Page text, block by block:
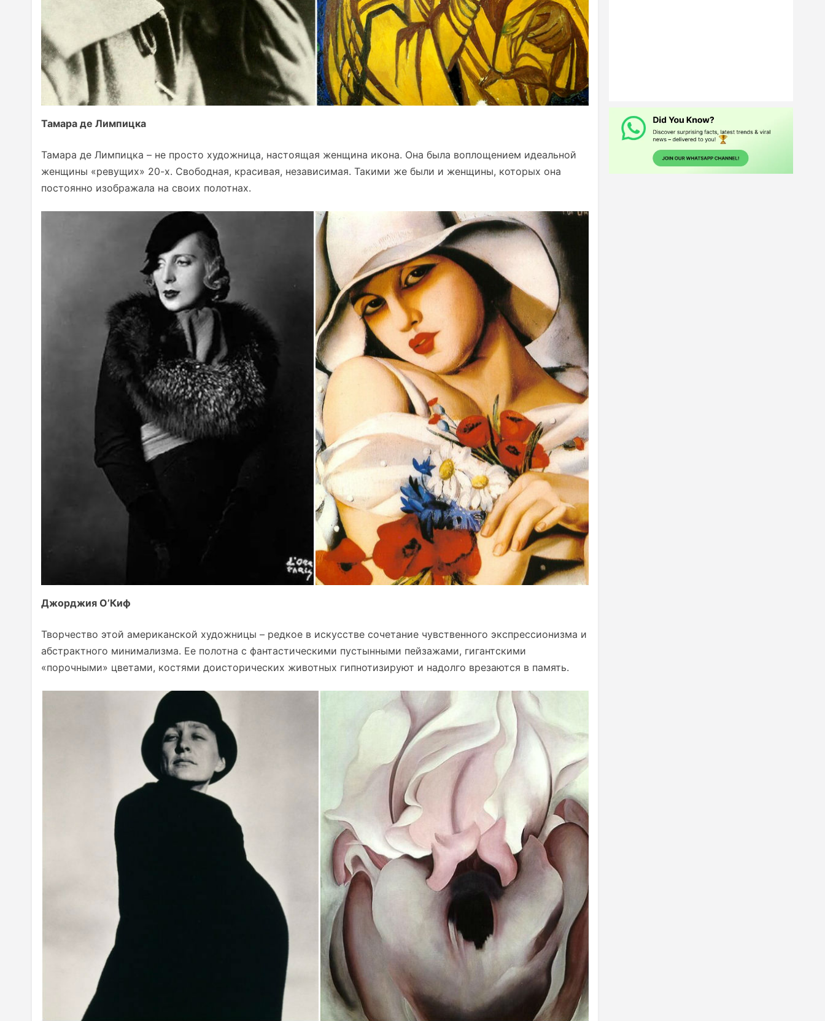
Тамара де Лимпицка
Тамара де Лимпицка – не просто художница, настоящая женщина икона. Она была воплощением идеальной
женщины «ревущих» 20-х. Свободная, красивая, независимая. Такими же были и женщины, которых она
постоянно изображала на своих полотнах.
Джорджия О’Киф
Творчество этой американской художницы – редкое в искусстве сочетание чувственного экспрессионизма и
абстрактного минимализма. Ее полотна с фантастическими пустынными пейзажами, гигантскими
«порочными» цветами, костями доисторических животных гипнотизируют и надолго врезаются в память.